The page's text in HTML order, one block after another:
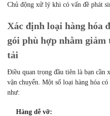
Chủ động xử lý khi có vấn đề phát
Xác định loại hàng hóa
gói phù hợp nhằm
tải
Điều quan trọng đầu tiên là bạn cần
vận chuyển. Một số loại hàng hóa
như:
Hàng dễ vỡ: